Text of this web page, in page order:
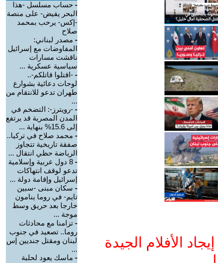
الأفلام الجيدة
- حساب مسلسل -هذا
البحر يفيض- على منصة
-إكس- يرحب بمحمد
صلاح
- مصدر لبناني:
المفاوضات مع إسرائيل
ناقشت مسارات
سياسية عسكرية ...
- -اقتلوا قاتلكم-..
لوحات دعائية بشوارع
طهران تدعو للانتقام من
...
- -رويترز-: التضخم في
المدن المصرية قد يرتفع
إلى 15.6% بنهاية ...
- محمد صلاح في تركيا..
صفقة تاريخية تتجاوز
الرياضة حظي انتقال ...
-
8 دول عربية وإسلامية
تدعو لوقف انتهاكات
إسرائيل وإقامة دولة ...
- سكان مبنى -سبين
تايم- في روما ينامون
خارجا بعد حريق وسط
موجة ...
- تزامنا مع محادثات
روما.. تصعيد في جنوب
لبنان ومقتل جنديين إس
...
- ماسك يعود لحلبة